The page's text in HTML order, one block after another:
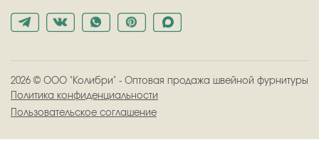
2026 © ООО "Колибри" - Оптовая продажа швейной фурнитуры
Политика конфиденциальности
Пользовательское соглашение